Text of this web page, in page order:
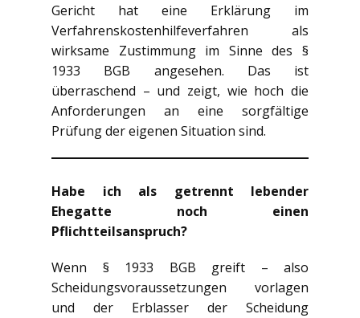
Gericht hat eine Erklärung im
Verfahrenskostenhilfeverfahren als
wirksame Zustimmung im Sinne des §
1933 BGB angesehen. Das ist
überraschend – und zeigt, wie hoch die
Anforderungen an eine sorgfältige
Prüfung der eigenen Situation sind.
Habe ich als getrennt lebender
Ehegatte noch einen
Pflichtteilsanspruch?
Wenn § 1933 BGB greift – also
Scheidungsvoraussetzungen vorlagen
und der Erblasser der Scheidung